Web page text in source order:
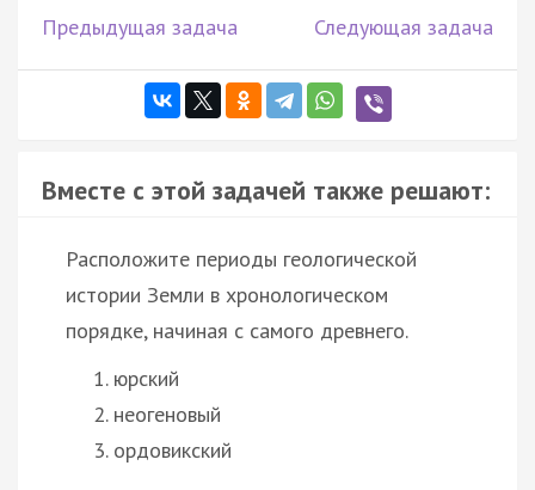
Предыдущая задача Следующая задача
Вместе с этой задачей также решают:
Расположите периоды геологической
истории Земли в хронологическом
порядке, начиная с самого древнего.
юрский
неогеновый
ордовикский